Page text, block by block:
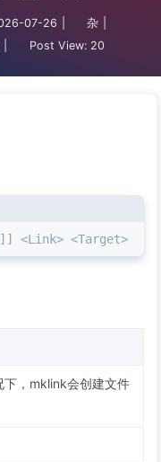
07-26 杂
Post View: 20
<Target>
下，mklink会创建文件